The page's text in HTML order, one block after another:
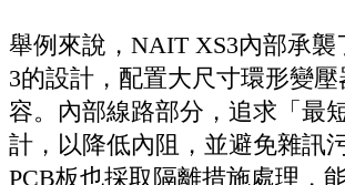
舉例來說，NAIT XS3內部承襲
3的設計，配置大尺寸環形變
容。內部線路部分，追求「最
計，以降低內阻，並避免雜訊
PCB板也採取隔離措施處理，